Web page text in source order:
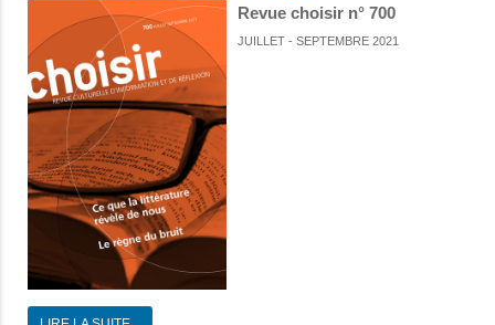
Revue choisir n° 700
JUILLET - SEPTEMBRE 2021